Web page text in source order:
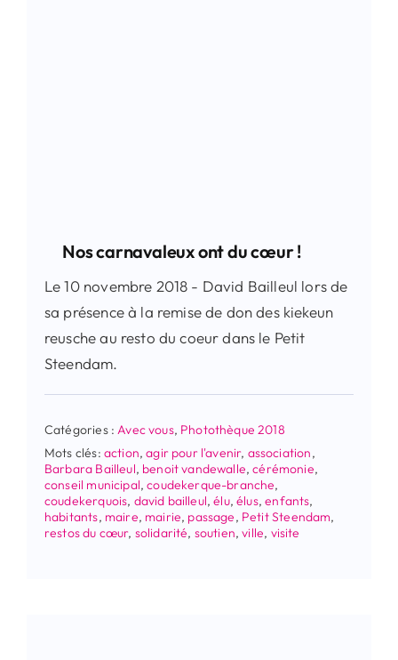
Nos carnavaleux ont du cœur !
Le 10 novembre 2018 - David Bailleul lors de
sa présence à la remise de don des kiekeun
reusche au resto du coeur dans le Petit
Steendam.
Catégories : Avec vous, Photothèque 2018
Mots clés: action,agir pour l'avenir, association,
Barbara Bailleul, benoit vandewalle,cérémonie,
conseil municipal,coudekerque-branche,
coudekerquois, david bailleul,élu,élus,enfants,
habitants, maire, mairie, passage, Petit Steendam,
restos du cœur, solidarité, soutien,ville, visite